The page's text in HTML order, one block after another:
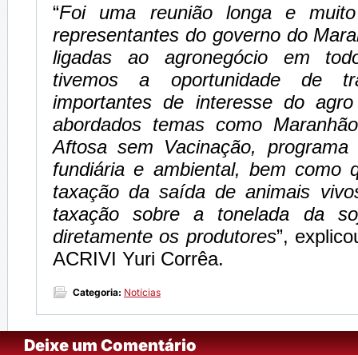
“Foi uma reunião longa e
representantes do governo do
ligadas ao agronegócio em
tivemos a oportunidade de
importantes de interesse do
abordados temas como
Aftosa sem Vacinação, programa
fundiária e ambiental, bem como
taxação da saída de animais
taxação sobre a tonelada da
diretamente os produtores”,
ACRIVI Yuri Corrêa.
Categoria: Notícias
Deixe um Comentário